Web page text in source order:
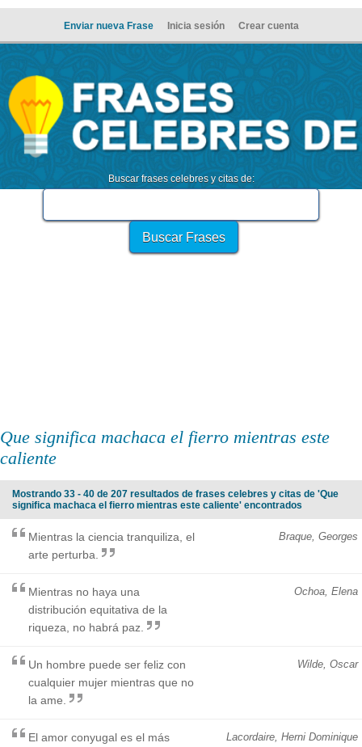
Enviar nueva Frase Inicia sesión Crear cuenta
Buscar frases celebres y citas de:
Que significa machaca el fierro mientras este
caliente
Mostrando 33 - 40 de 207 resultados de frases celebres y citas de 'Que
significa machaca el fierro mientras este caliente' encontrados
Braque, Georges
Mientras la ciencia tranquiliza, el
arte perturba.
Ochoa, Elena
Mientras no haya una
distribución equitativa de la
riqueza, no habrá paz.
Wilde, Oscar
Un hombre puede ser feliz con
cualquier mujer mientras que no
la ame.
Lacordaire, Herni Dominique
El amor conyugal es el más